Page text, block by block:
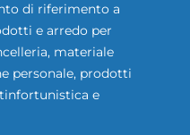
di riferimento a
e arredo per
materiale
personale, prodotti
e